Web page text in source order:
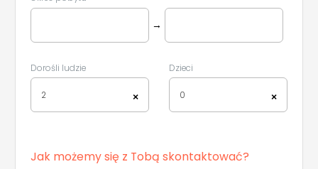
→
Dorośli ludzie
×
2
Dzieci
×
0
Jak możemy się z Tobą skontaktować?